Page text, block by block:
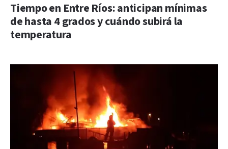
Tiempo en Entre Ríos: anticipan mínimas
de hasta 4 grados y cuándo subirá la
temperatura